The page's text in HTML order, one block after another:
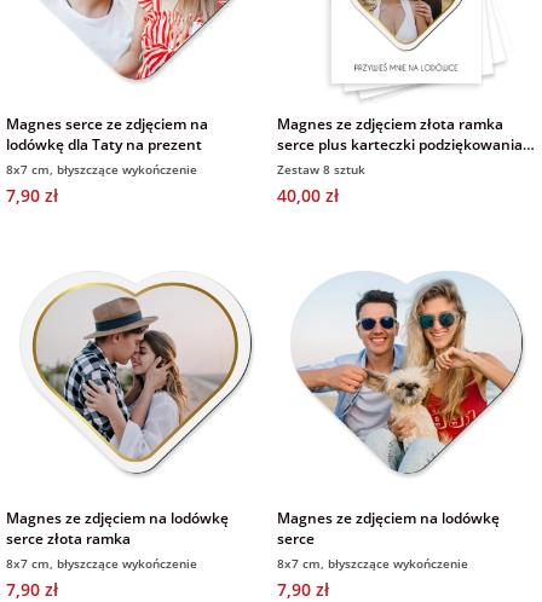
Magnes serce ze zdjęciem na
lodówkę dla Taty na prezent
8x7 cm, błyszczące wykończenie
7,90 zł
Magnes ze zdjęciem złota ramka
serce plus karteczki podziękowania
butelkowa zieleń złote
Zestaw 8 sztuk
40,00 zł
Magnes ze zdjęciem na lodówkę
serce złota ramka
8x7 cm, błyszczące wykończenie
7,90 zł
Magnes ze zdjęciem na lodówkę
serce
8x7 cm, błyszczące wykończenie
7,90 zł